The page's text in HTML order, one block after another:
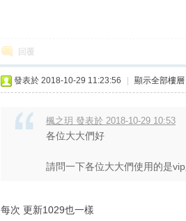
回覆
發表於 2018-10-29 11:23:56 顯示全部樓層
楓之玥 發表於 2018-10-29 10:53
各位大大們好
請問一下各位大大們使用的是
每次 更新1029也一樣